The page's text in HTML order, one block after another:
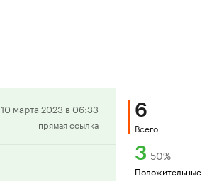
Положительная
рецензия
10 марта 2023 в 06:33
прямая ссылка
6
Всего
3 50%
Положительные